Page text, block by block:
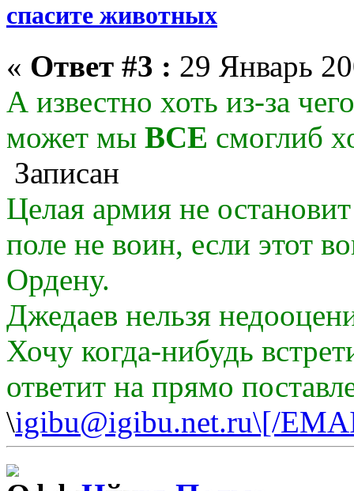
спасите животных
« Ответ #3 : 29 Январь
А известно хоть из-за
может мы ВСЕ смоглиб
Записан
Целая армия не
поле не воин, если этот
Ордену.
Джедаев нельзя
Хочу когда-нибудь
ответит на прямо
\igibu@igibu.net.ru\[/